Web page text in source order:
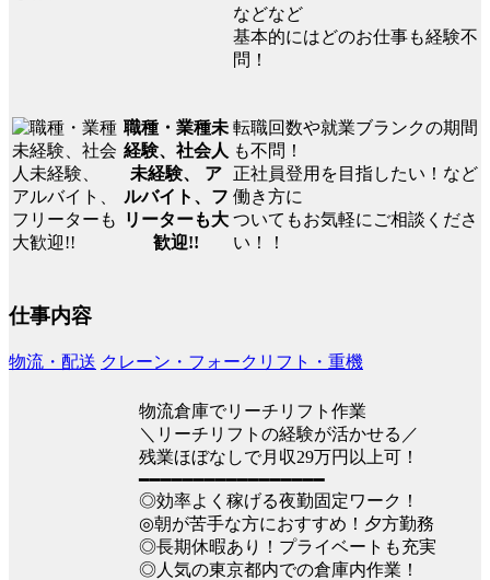
などなど
基本的にはどのお仕事も経験不
問！
職種・業種未
経験、社会人
未経験、 ア
ルバイト、フ
リーターも大
歓迎!!
転職回数や就業ブランクの期間
も不問！
正社員登用を目指したい！など
働き方に
ついてもお気軽にご相談くださ
い！！
仕事内容
物流・配送 クレーン・フォークリフト・重機
物流倉庫でリーチリフト作業
＼リーチリフトの経験が活かせる／
残業ほぼなしで月収29万円以上可！
━━━━━━━━━━━━━━━━━
◎効率よく稼げる夜勤固定ワーク！
◎朝が苦手な方におすすめ！夕方勤務
◎長期休暇あり！プライベートも充実
◎人気の東京都内での倉庫内作業！